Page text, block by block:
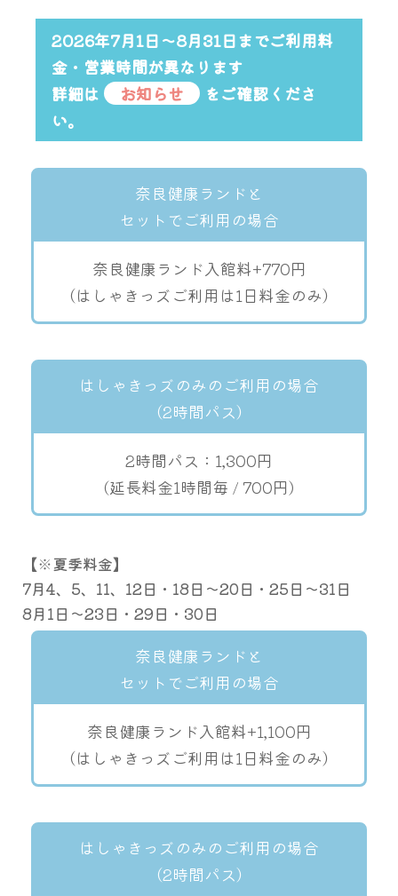
2026年7月1日〜8月31日までご利用料
金・営業時間が異なります
詳細は
お知らせ
をご確認くださ
い。
奈良健康ランドと
セットでご利用の場合
奈良健康ランド入館料+770円
（はしゃきっズご利用は1日料金のみ）
はしゃきっズのみのご利用の場合
（2時間パス）
2時間パス：1,300円
(延長料金1時間毎 / 700円)
【※夏季料金】
7月4、5、11、12日・18日〜20日・25日〜31日
8月1日〜23日・29日・30日
奈良健康ランドと
セットでご利用の場合
奈良健康ランド入館料+1,100円
（はしゃきっズご利用は1日料金のみ）
はしゃきっズのみのご利用の場合
（2時間パス）